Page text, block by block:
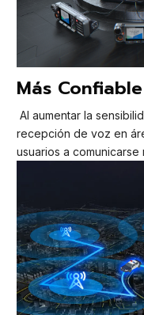
Más Confiable
Al aumentar la
recepción de voz en
usuarios a